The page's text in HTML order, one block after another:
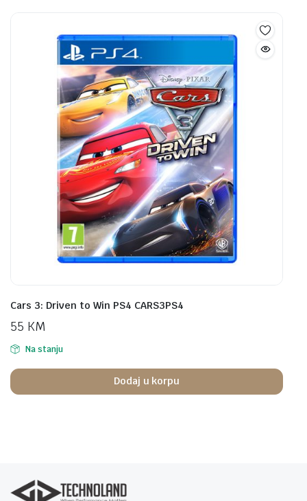
Cars 3: Driven to Win PS4 CARS3PS4
55 KM
Na stanju
Dodaj u korpu